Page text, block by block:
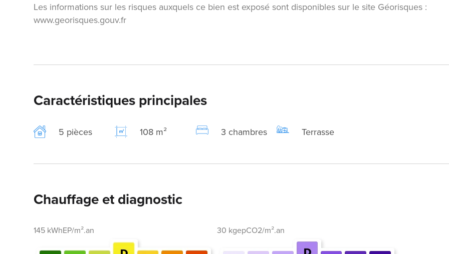
Les informations sur les risques auxquels ce bien est exposé sont disponibles sur le site Géorisques :
www.georisques.gouv.fr
Caractéristiques principales
5 pièces 108 m² 3 chambres Terrasse
Chauffage et diagnostic
145 kWhEP/m².an 30 kgepCO2/m².an